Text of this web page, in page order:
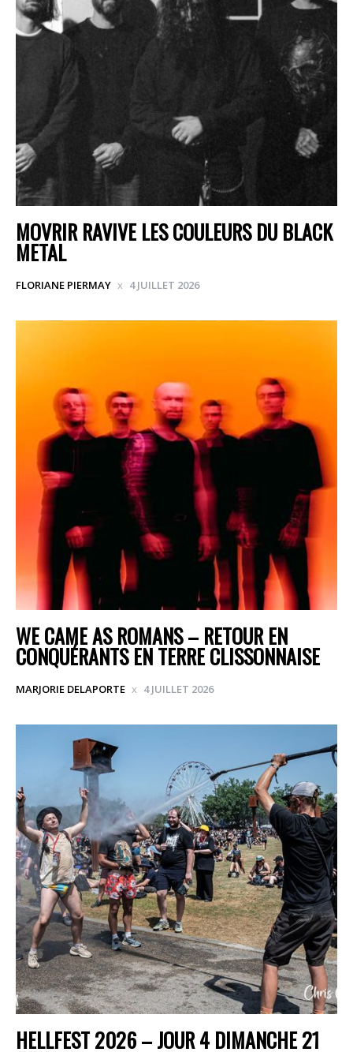
MOVRIR RAVIVE LES COULEURS DU BLACK
METAL
FLORIANE PIERMAY 4 JUILLET 2026
WE CAME AS ROMANS – RETOUR EN
CONQUÉRANTS EN TERRE CLISSONNAISE
MARJORIE DELAPORTE 4 JUILLET 2026
HELLFEST 2026 – JOUR 4 DIMANCHE 21